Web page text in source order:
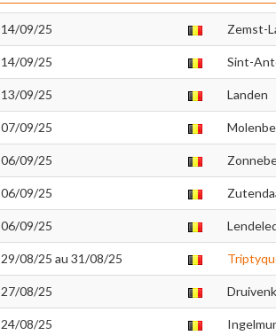
14/09/25 Zemst-
14/09/25 Sint-
13/09/25 Landen
07/09/25
06/09/25
06/09/25
06/09/25
29/08/25 au 31/08/25
27/08/25
24/08/25